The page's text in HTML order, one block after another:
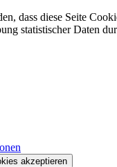
dass diese Seite
statistischer Daten
akzeptieren